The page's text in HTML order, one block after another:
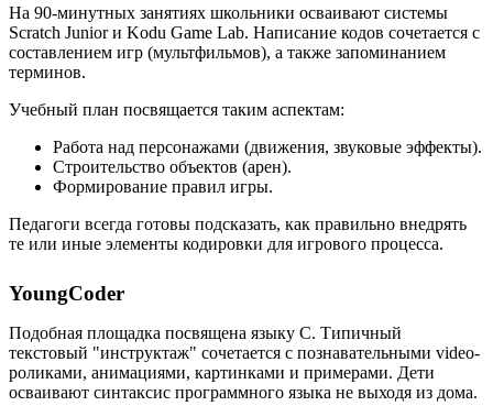
На 90-минутных занятиях школьники осваивают системы
Scratch Junior и Kodu Game Lab. Написание кодов сочетается с
составлением игр (мультфильмов), а также запоминанием
терминов.
Учебный план посвящается таким аспектам:
Работа над персонажами (движения, звуковые эффекты).
Строительство объектов (арен).
Формирование правил игры.
Педагоги всегда готовы подсказать, как правильно внедрять
те или иные элементы кодировки для игрового процесса.
YoungCoder
Подобная площадка посвящена языку C. Типичный
текстовый "инструктаж" сочетается с познавательными video-
роликами, анимациями, картинками и примерами. Дети
осваивают синтаксис программного языка не выходя из дома.